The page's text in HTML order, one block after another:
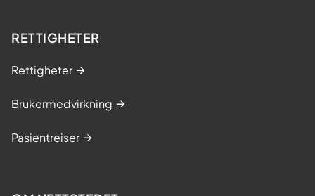
RETTIGHETER
Rettigheter
Brukermedvirkning
Pasientreiser